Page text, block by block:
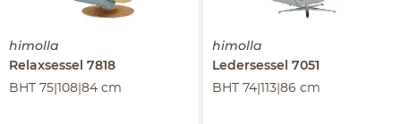
himolla
Relaxsessel 7818
BHT 75|108|84 cm
himolla
Ledersessel 7051
BHT 74|113|86 cm